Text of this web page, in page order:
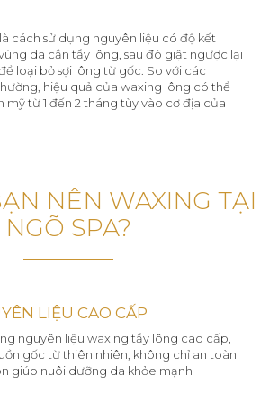
là cách sử dụng nguyên liệu có độ kết
da cần tẩy lông, sau đó giật ngược lại
loại bỏ sợi lông từ gốc. So với các
hiệu quả của waxing lông có thể
mỹ từ 1 đến 2 tháng tùy vào cơ địa của
NÊN WAXING TẠI
NGÕ SPA?
LIỆU CAO CẤP
nguyên liệu waxing tẩy lông cao cấp,
gốc từ thiên nhiên, không chỉ an toàn
giúp nuôi dưỡng da khỏe mạnh